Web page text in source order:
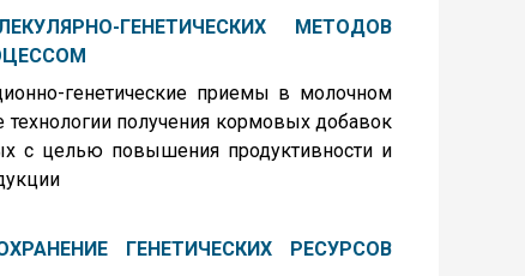
ГЕНЕТИЧЕСКИХ МЕТОДОВ
генетические приемы в молочном
получения кормовых добавок
с целью повышения продуктивности и
ГЕНЕТИЧЕСКИХ РЕСУРСОВ